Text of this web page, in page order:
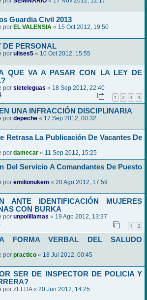
Guardia Civil 2013
por EL VALENSIA « 15 Oct 2012, 19:50
DE PERSONAL
por ulises5 « 10 Oct 2012, 15:55
QUE VA A PASAR CON LA LEY DE
por sieteleguas « 18 Sep 2012, 22:40
1 2 3 4
UNA INFRACCIÓN DISCIPLINARIA
por depeche « 17 Sep 2012, 00:32
Retrasa La Publicación De Vacantes De
por damecar « 11 Sep 2012, 15:25
Del Servicio A Comandantes De Puesto
por emilionukem « 20 Ago 2012, 17:59
ANTE IDENTIFICACIÓN MUJERES
CON BURKA
por unpolillamas « 19 Ago 2012, 13:37
1 2
FORMA VERBAL DEL SALUDO
por practico « 18 Jul 2012, 00:45
SER DE INSPECTOR DE POLICIA Y
por ZELDA« 20 Jun 2012, 14:25